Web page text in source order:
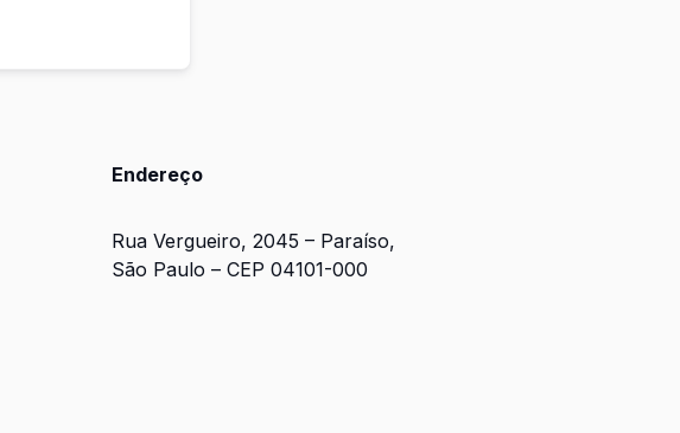
Endereço
Rua Vergueiro, 2045 – Paraíso,
São Paulo – CEP 04101-000